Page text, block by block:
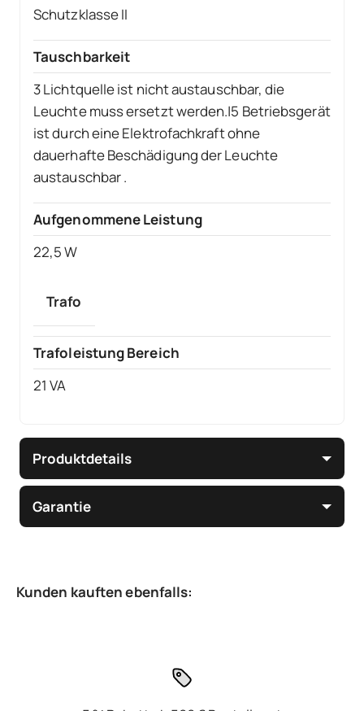
Schutzklasse II
Tauschbarkeit
3 Lichtquelle ist nicht austauschbar, die
Leuchte muss ersetzt werden.|5 Betriebsgerät
ist durch eine Elektrofachkraft ohne
dauerhafte Beschädigung der Leuchte
austauschbar .
Aufgenommene Leistung
22,5 W
Trafo
Trafoleistung Bereich
21 VA
Produktdetails
Garantie